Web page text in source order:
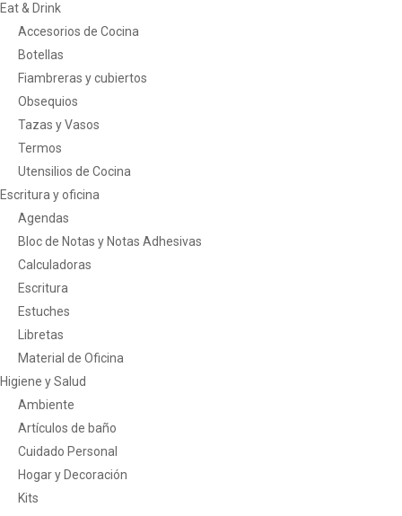
Eat & Drink
Accesorios de Cocina
Botellas
Fiambreras y cubiertos
Obsequios
Tazas y Vasos
Termos
Utensilios de Cocina
Escritura y oficina
Agendas
Bloc de Notas y Notas Adhesivas
Calculadoras
Escritura
Estuches
Libretas
Material de Oficina
Higiene y Salud
Ambiente
Artículos de baño
Cuidado Personal
Hogar y Decoración
Kits